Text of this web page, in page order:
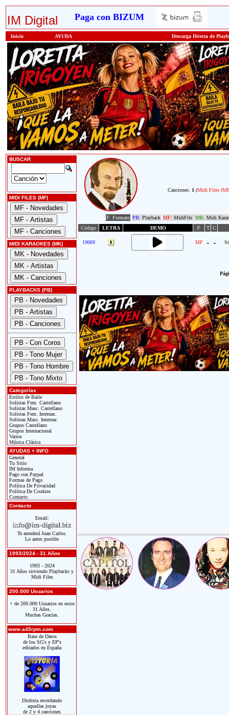
IM Digital Paga con BIZUM
Inicio AYUDA Descarga Directa de
BUSCAR
MIDI FILES (MF)
MIDI KARAOKES (MK)
PLAYBACKS (PB)
Categorías
Estilos de Baile
Solistas Fem. Castellano
Solistas Masc. Castellano
Solistas Fem. Internac.
Solistas Masc. Internac.
Grupos Castellano
Grupos Internacional
Varios
Música Clásica
AYUDAS + INFO
General
Tu Sitio
IM Informa
Pago con Paypal
Formas de Pago
Política De Privacidad
Política De Cookies
Contacto
Contacto
Email:
Te atenderá Juan Carlos.
Lo antes posible
1993/2024 - 31 Años
1993 - 2024
31 Años sirviendo Playbacks y
Midi Files
200.000 Usuarios
+ de 200.000 Usuarios en estos
31 Años.
Muchas Gracias.
www.a45rpm.com
Base de Datos
de los SG's y EP's
editados en España
Disfruta recordando
aquellas joyas
de 2 y 4 canciones
Canciones: 1 (Midi Files
F: Formato PB: Playback MF: MidiFile MK: Midi
Código
LETRA DEMO F T C
19069 MF - -